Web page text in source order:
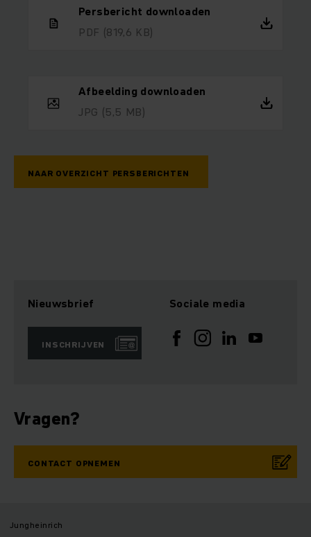
Persbericht downloaden
PDF (819,6 KB)
Afbeelding downloaden
JPG (5,5 MB)
NAAR OVERZICHT PERSBERICHTEN
Nieuwsbrief
INSCHRIJVEN
Sociale media
Vragen?
CONTACT OPNEMEN
Jungheinrich